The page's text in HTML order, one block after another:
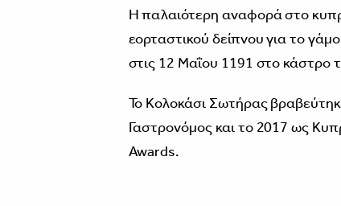
Η παλαιότερη αναφορά στο
εορταστικού δείπνου για το
στις 12 Μαΐου 1191 στο κάστρο
Το Κολοκάσι Σωτήρας
Γαστρονόμος και το 2017 ως
Awards.